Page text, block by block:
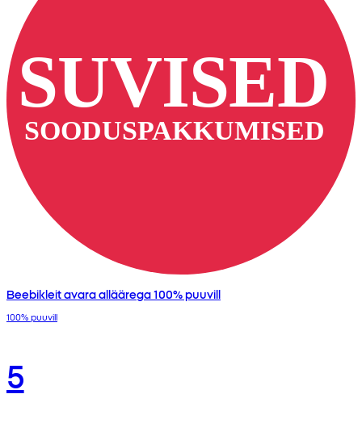
Beebikleit avara alläärega 100% puuvill
100% puuvill
5